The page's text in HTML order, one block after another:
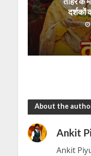
दर्शकों
About the
Ankit
Ankit